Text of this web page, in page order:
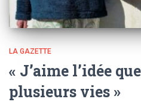
LA GAZETTE
« J’aime l’idée
plusieurs vies »